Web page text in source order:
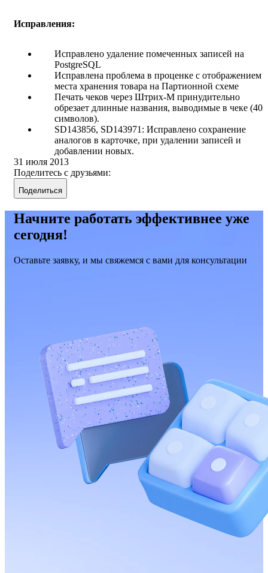
Исправления:
Исправлено удаление помеченных записей на
PostgreSQL
Исправлена проблема в проценке с отображением
места хранения товара на Партионной схеме
Печать чеков через Штрих-М принудительно
обрезает длинные названия, выводимые в чеке (40
символов).
SD143856, SD143971: Исправлено сохранение
аналогов в карточке, при удалении записей и
добавлении новых.
31 июля 2013
Поделитесь с друзьями:
Поделиться
Начните работать эффективнее уже
сегодня!
Оставьте заявку, и мы свяжемся с вами для консультации